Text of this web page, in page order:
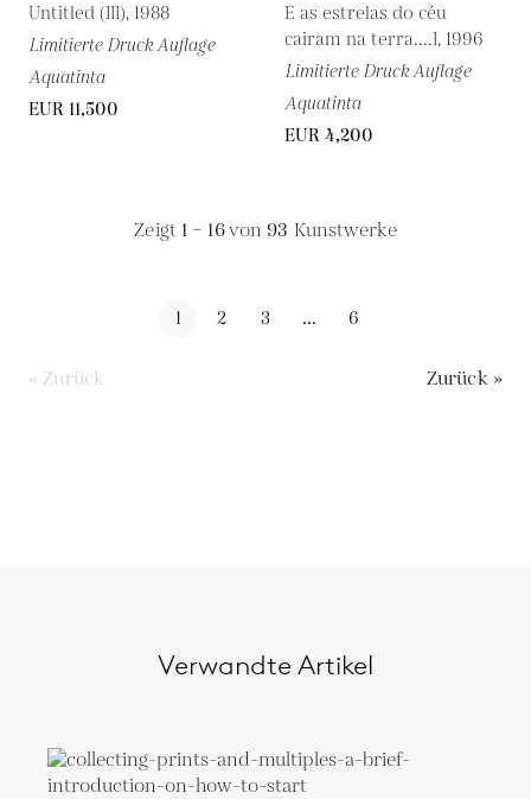
Untitled (III), 1988
Limitierte Druck Auflage
Aquatinta
EUR 11,500
E as estrelas do céu
cairam na terra....I, 1996
Limitierte Druck Auflage
Aquatinta
EUR 4,200
Zeigt 1 – 16von 93 Kunstwerke
1 2 3 ... 6
« Zurück Zurück »
Verwandte Artikel